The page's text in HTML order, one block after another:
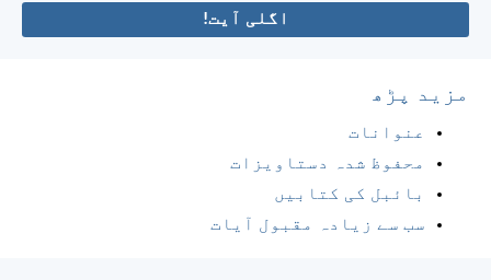
اگلی آیت!
مزید پڑھ
عنوانات
محفوظ شدہ دستاویزات
بائبل کی کتابیں
سب سے زیادہ مقبول آیات